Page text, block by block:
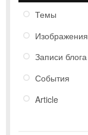
Темы
Изображения
Записи блога
События
Article